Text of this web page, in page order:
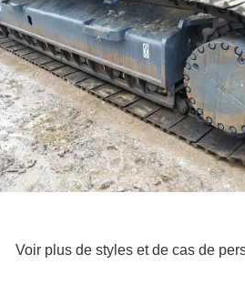
Voir plus de styles et de cas de